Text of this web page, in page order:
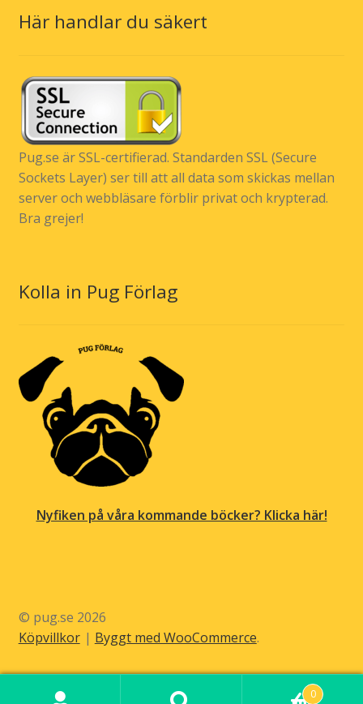
Här handlar du säkert
Pug.se är SSL-certifierad. Standarden SSL (Secure
Sockets Layer) ser till att all data som skickas mellan
server och webbläsare förblir privat och krypterad.
Bra grejer!
Kolla in Pug Förlag
Nyfiken på våra kommande böcker? Klicka här!
© pug.se 2026
Köpvillkor
Byggt med WooCommerce.
0